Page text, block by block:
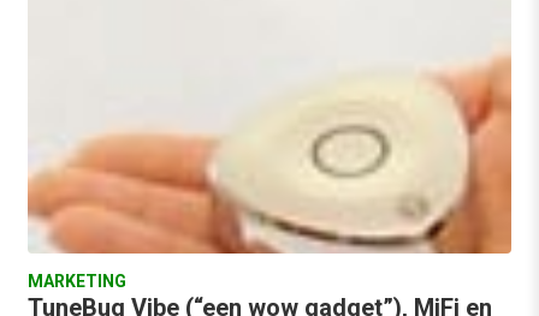
MARKETING
TuneBug Vibe (“een wow gadget”), MiFi en